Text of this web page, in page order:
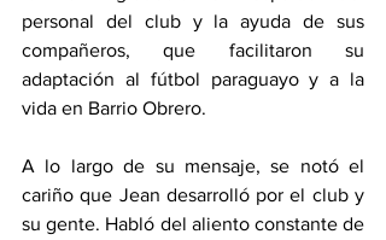
personal del club y la ayuda de sus
compañeros, que facilitaron su
adaptación al fútbol paraguayo y a la
vida en Barrio Obrero.
A lo largo de su mensaje, se notó el
cariño que Jean desarrolló por el club y
su gente. Habló del aliento constante de